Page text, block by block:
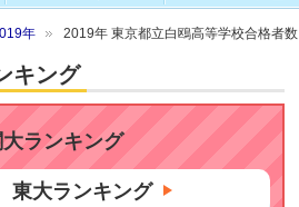
年 2019年 東京都立白鴎高等学校合格者数
キング
ランキング
東大ランキング